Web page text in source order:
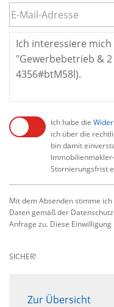
Ich habe die
ich über die
bin damit
Stornierungsfrist
Mit dem Absenden stimme
Daten gemäß der
Anfrage zu. Diese
SICHER!
Zur Übersicht